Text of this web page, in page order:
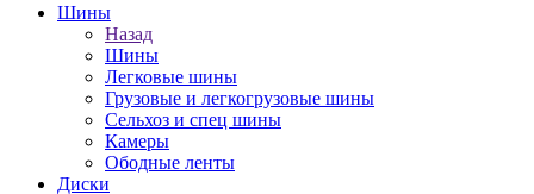
Шины
Назад
Шины
Легковые шины
Грузовые и легкогрузовые шины
Сельхоз и спец шины
Камеры
Ободные ленты
Диски